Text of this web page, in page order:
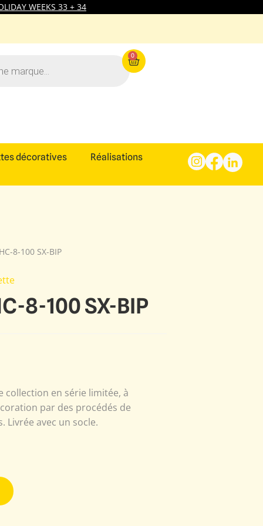
WEEKS 33 + 34
0
décoratives Réalisations
8-100 SX-BIP
8-100 SX-BIP
collection en série limitée, à
par des procédés de
Livrée avec un socle.